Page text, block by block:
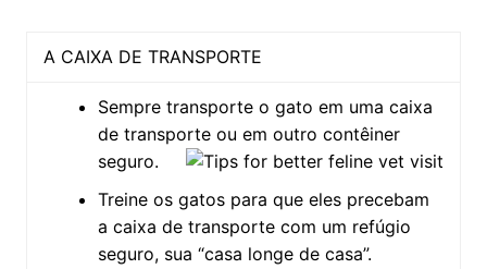
A CAIXA DE TRANSPORTE
Sempre transporte o gato em uma caixa
de transporte ou em outro contêiner
seguro.
Treine os gatos para que eles precebam
a caixa de transporte com um refúgio
seguro, sua “casa longe de casa”.